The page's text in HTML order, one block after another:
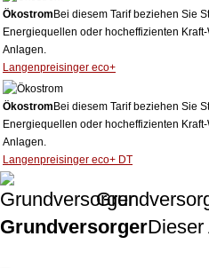
Ökostrom Bei diesem Tarif beziehen Sie
Energiequellen oder hocheffizienten
Anlagen.
Langenpreisinger eco+
Ökostrom Bei diesem Tarif beziehen Sie
Energiequellen oder hocheffizienten
Anlagen.
Langenpreisinger eco+ DT
GrundversorgerDieser